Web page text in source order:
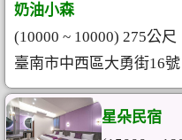
奶油小森
(10000 ~ 10000) 275公尺
臺南市中西區大勇街16號
星朵民宿